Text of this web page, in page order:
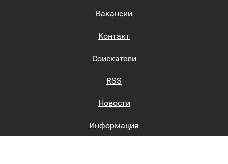
Вакансии
Контакт
Соискатели
RSS
Новости
Информация